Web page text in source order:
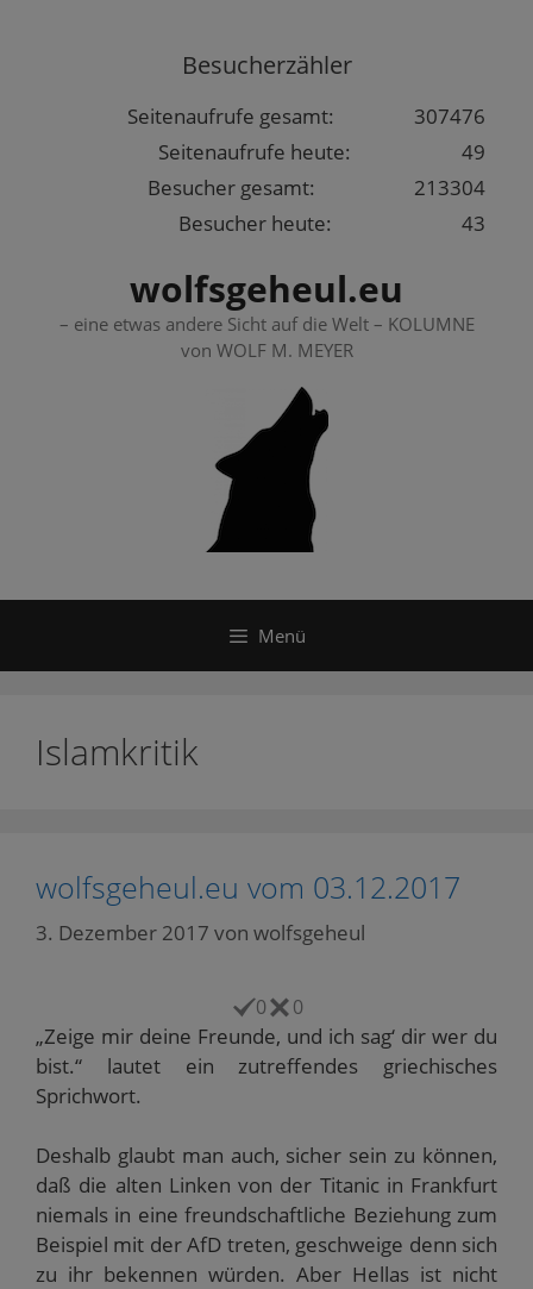
Besucherzähler
307476
Seitenaufrufe gesamt:
49
Seitenaufrufe heute:
213304
Besucher gesamt:
43
Besucher heute:
wolfsgeheul.eu
– eine etwas andere Sicht auf die Welt – KOLUMNE
von WOLF M. MEYER
Menü
Islamkritik
wolfsgeheul.eu vom 03.12.2017
3. Dezember 2017 von wolfsgeheul
0 0
„Zeige mir deine Freunde, und ich sag‘ dir wer du
bist.“ lautet ein zutreffendes griechisches
Sprichwort.
Deshalb glaubt man auch, sicher sein zu können,
daß die alten Linken von der Titanic in Frankfurt
niemals in eine freundschaftliche Beziehung zum
Beispiel mit der AfD treten, geschweige denn sich
zu ihr bekennen würden. Aber Hellas ist nicht